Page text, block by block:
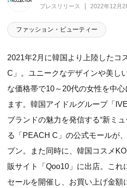
プレスリリース 2022年12月
ファッション・ビューティー
2021年2月に韓国より上陸したコ
C」。ユニークなデザインや美し
な価格帯で10～20代の女性を中
ます。韓国アイドルグループ「
ブランドの魅力を発信する“新ミ
る「PEACH C」の公式モールが
プン。また同時に、韓国コスメ
販サイト「Qoo10」に出店。これ
セールを開催し、お買い上げ金額